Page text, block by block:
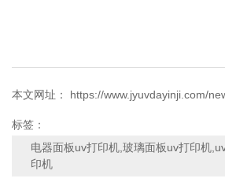
本文网址： https://www.jyuvdayinji.com/
标签：
电器面板uv打印机,玻璃面板uv打印机
印机